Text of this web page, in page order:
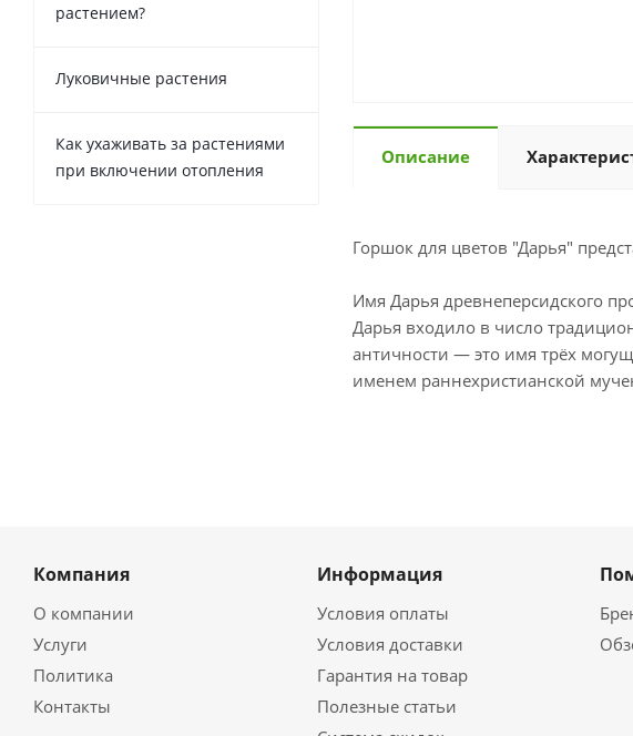
Описание
Горшок для цветов "Дарья"
Имя Дарья древнеперсидского
Дарья входило в число
античности — это имя трёх
именем раннехристианской
растением?
Луковичные растения
Как ухаживать за растениями
при включении отопления
Компания
О компании
Услуги
Политика
Контакты
Информация
Условия оплаты
Условия доставки
Гарантия на товар
Полезные статьи